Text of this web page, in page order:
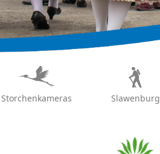
Storchenkameras Slawenburg